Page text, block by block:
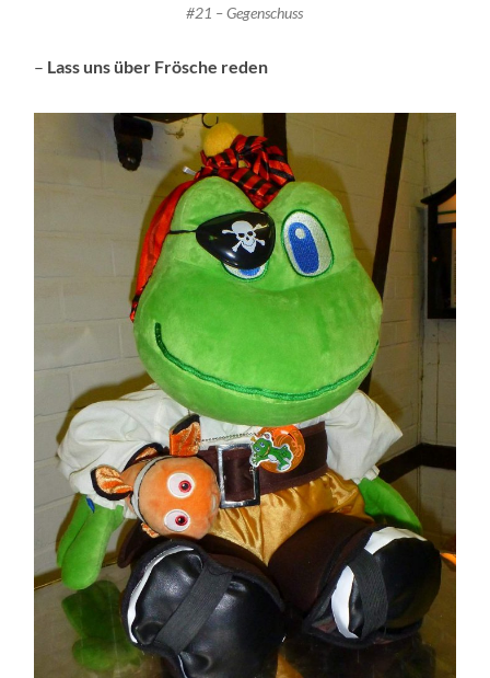
#21 – Gegenschuss
– Lass uns über Frösche reden